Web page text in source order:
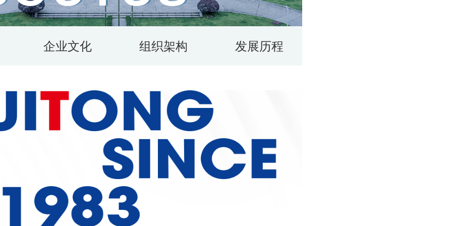
企业文化 组织架构 发展历程